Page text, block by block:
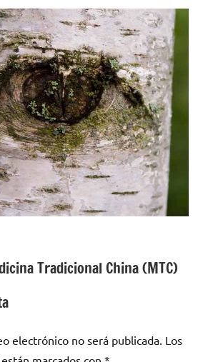
Tradicional China (MTC)
electrónico no será publicada. Los